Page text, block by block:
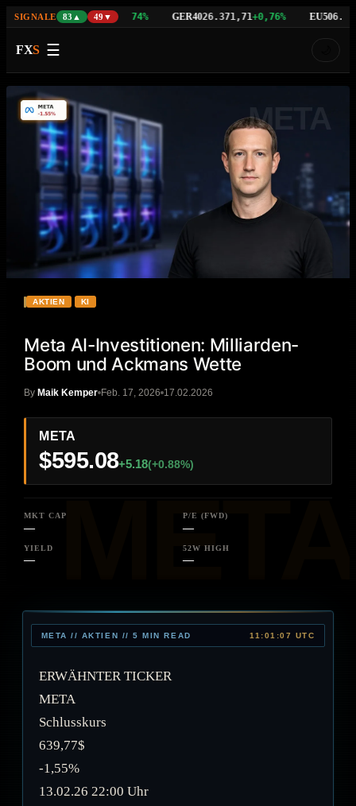
SIGNALE 83▲ 49▼
NAS10029.639,71+0,74% GER4026.371,71+0,76% EU50
FXS ☰
META
AKTIEN KI
Meta AI-Investitionen: Milliarden-
Boom und Ackmans Wette
By Maik Kemper Feb. 17, 2026 17.02.2026
META
$595.08+5.18(+0.88%)
MKT CAP
—
P/E (FWD)
—
YIELD
—
52W HIGH
—
META // AKTIEN // 5 MIN READ 11:01:07 UTC
ERWÄHNTER TICKER
META
Schlusskurs
639,77$
-1,55%
13.02.26 22:00 Uhr